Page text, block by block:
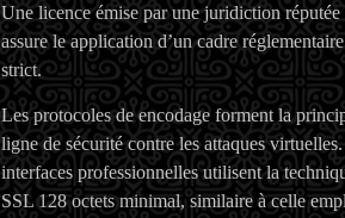
Une licence émise par une juridiction réputée
assure le application d’un cadre réglementaire
strict.
Les protocoles de encodage forment la
ligne de sécurité contre les attaques
interfaces professionnelles utilisent la
SSL 128 octets minimal, similaire à celle